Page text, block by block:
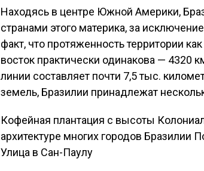
Находясь в центре Южной Америки,
странами этого материка, за
факт, что протяженность территории
восток практически одинакова — 4320
линии составляет почти 7,5 тыс.
земель, Бразилии принадлежат
Кофейная плантация с высоты
архитектуре многих городов Бразилии
Улица в Сан-Паулу